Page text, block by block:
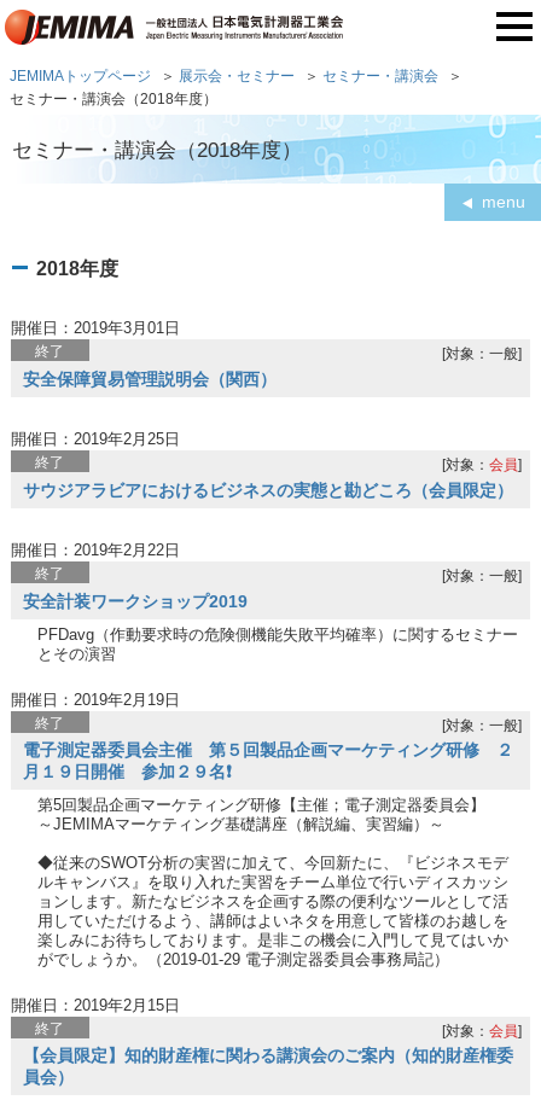
JEMIMAトップページ 展示会・セミナー
セミナー・講演会
セミナー・講演会（2018年度）
セミナー・講演会（2018年度）
menu
2018年度
開催日：2019年3月01日
終了
安全保障貿易管理説明会（関西）
[対象：一般]
開催日：2019年2月25日
終了
サウジアラビアにおけるビジネスの実態と勘どころ（会員限定）
[対象：会員]
開催日：2019年2月22日
終了
安全計装ワークショップ2019
[対象：一般]
PFDavg（作動要求時の危険側機能失敗平均確率）に関するセミナー
とその演習
開催日：2019年2月19日
終了
電子測定器委員会主催 第５回製品企画マーケティング研修 ２
月１９日開催 参加２９名❗️
[対象：一般]
第5回製品企画マーケティング研修【主催；電子測定器委員会】
～JEMIMAマーケティング基礎講座（解説編、実習編）～
◆従来のSWOT分析の実習に加えて、今回新たに、『ビジネスモデ
ルキャンバス』を取り入れた実習をチーム単位で行いディスカッシ
ョンします。新たなビジネスを企画する際の便利なツールとして活
用していただけるよう、講師はよいネタを用意して皆様のお越しを
楽しみにお待ちしております。是非この機会に入門して見てはいか
がでしょうか。（2019-01-29 電子測定器委員会事務局記）
開催日：2019年2月15日
終了
【会員限定】知的財産権に関わる講演会のご案内（知的財産権委
員会）
[対象：会員]